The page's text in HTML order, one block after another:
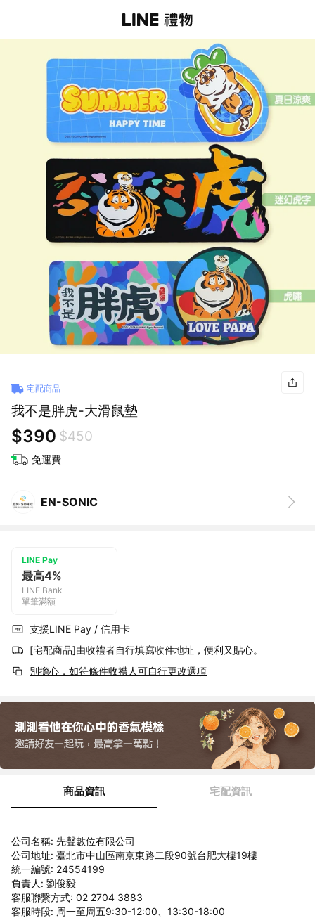
宅配商品
我不是胖虎-大滑鼠墊
$390 $450
免運費
EN-SONIC
LINE Pay
最高4%
LINE Bank
單筆滿額
支援LINE Pay / 信用卡
[宅配商品]由收禮者自行填寫收件地址，便利又貼心。
別擔心，如符條件收禮人可自行更改選項
商品資訊 宅配資訊
公司名稱: 先聲數位有限公司
公司地址: 臺北市中山區南京東路二段90號台肥大樓19樓
統一編號: 24554199
負責人: 劉俊毅
客服聯繫方式: 02 2704 3883
客服時段: 周一至周五9:30-12:00、13:30-18:00